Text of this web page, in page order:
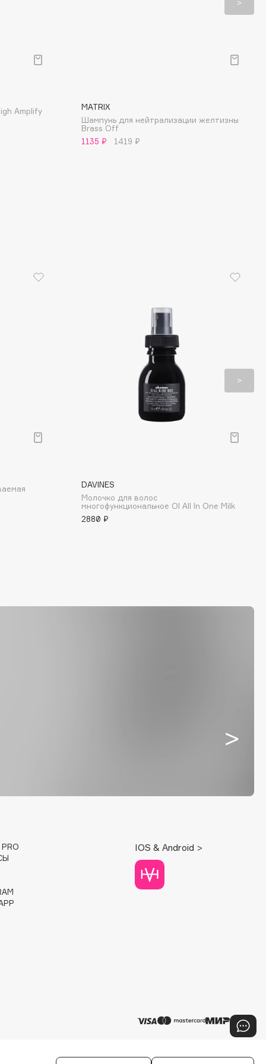
Amplify
MATRIX
Шампунь для нейтрализации желтизны
Brass Off
1135 ₽
1419 ₽
DAVINES
Молочко для волос
многофункциональное OI All In One Milk
2880 ₽
PRO
IOS & Android >